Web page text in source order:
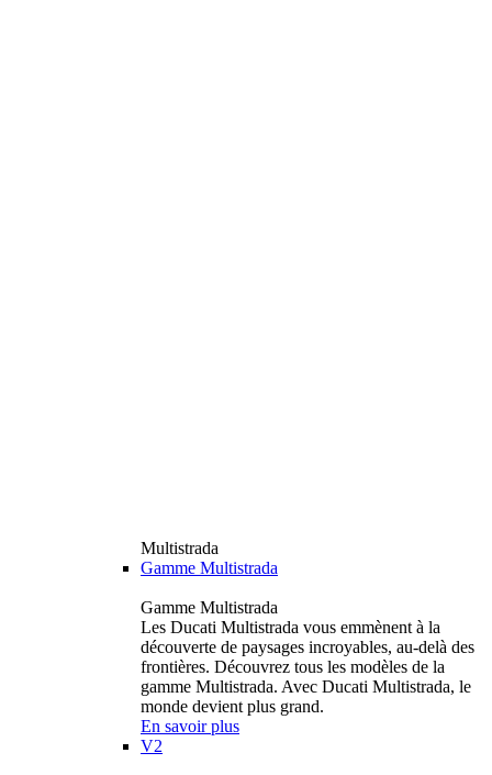
Multistrada
Gamme Multistrada
Gamme Multistrada
Les Ducati Multistrada vous emmènent à la
découverte de paysages incroyables, au-delà des
frontières. Découvrez tous les modèles de la
gamme Multistrada. Avec Ducati Multistrada, le
monde devient plus grand.
En savoir plus
V2